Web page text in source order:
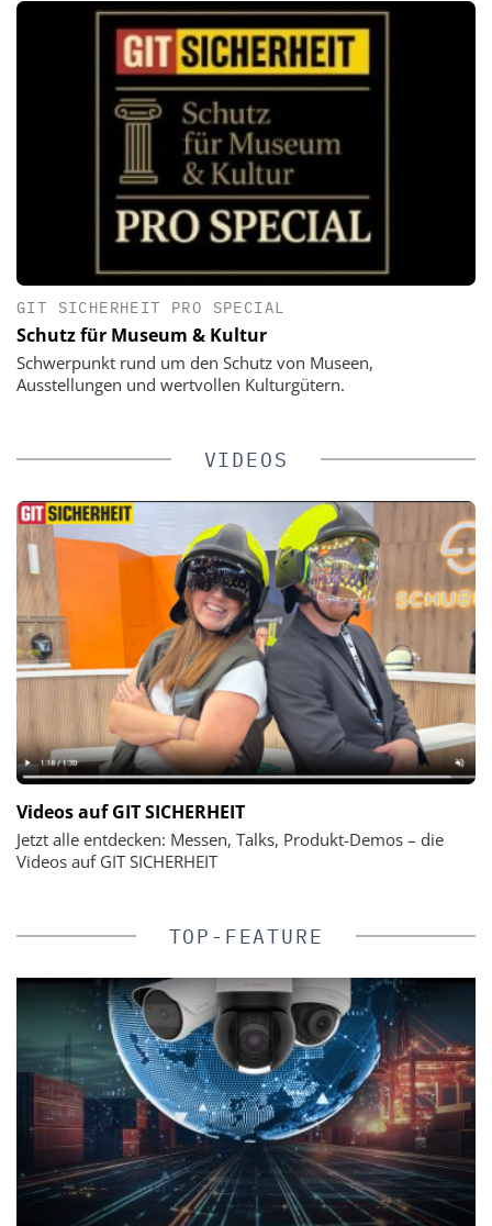
GIT SICHERHEIT PRO SPECIAL
Schutz für Museum & Kultur
Schwerpunkt rund um den Schutz von Museen,
Ausstellungen und wertvollen Kulturgütern.
VIDEOS
Videos auf GIT SICHERHEIT
Jetzt alle entdecken: Messen, Talks, Produkt-Demos – die
Videos auf GIT SICHERHEIT
TOP-FEATURE